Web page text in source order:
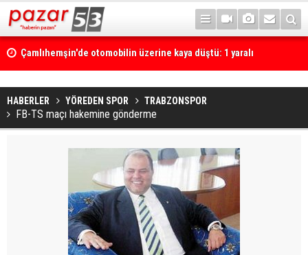
Çamlıhemşin'de otomobilin üzerine kaya düştü: 1 yaralı
HABERLER YÖREDEN SPOR TRABZONSPOR
FB-TS maçı hakemine gönderme